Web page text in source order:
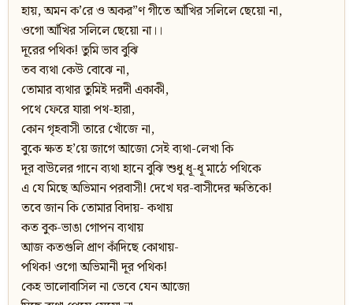
হায়, অমন ক’রে ও অকর”ণ গীতে আঁখির সলিলে ছেয়ো না,
ওগো আঁখির সলিলে ছেয়ো না।।
দূরের পথিক! তুমি ভাব বুঝি
তব ব্যথা কেউ বোঝে না,
তোমার ব্যথার তুমিই দরদী একাকী,
পথে ফেরে যারা পথ-হারা,
কোন গৃহবাসী তারে খোঁজে না,
বুকে ক্ষত হ’য়ে জাগে আজো সেই ব্যথা-লেখা কি
দূর বাউলের গানে ব্যথা হানে বুঝি শুধু ধূ-ধূ মাঠে পথিকে
এ যে মিছে অভিমান পরবাসী! দেখে ঘর-বাসীদের ক্ষতিকে!
তবে জান কি তোমার বিদায়- কথায়
কত বুক-ভাঙা গোপন ব্যথায়
আজ কতগুলি প্রাণ কাঁদিছে কোথায়-
পথিক! ওগো অভিমানী দূর পথিক!
কেহ ভালোবাসিল না ভেবে যেন আজো